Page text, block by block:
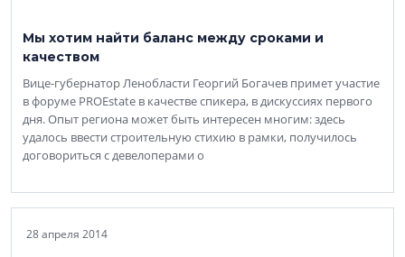
Мы хотим найти баланс между сроками и
качеством
Вице-губернатор Ленобласти Георгий Богачев примет участие
в форуме PROEstate в качестве спикера, в дискуссиях первого
дня. Опыт региона может быть интересен многим: здесь
удалось ввести строительную стихию в рамки, получилось
договориться с девелоперами о
28 апреля 2014